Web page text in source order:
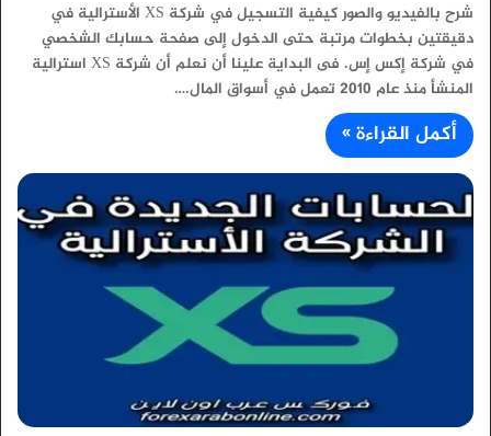
شرح بالفيديو والصور كيفية التسجيل في شركة XS الأسترالية في
دقيقتين بخطوات مرتبة حتى الدخول إلى صفحة حسابك الشخصي
في شركة إكس إس. فى البداية علينا أن نعلم أن شركة XS استرالية
المنشأ منذ عام 2010 تعمل في أسواق المال.…
أكمل القراءة »